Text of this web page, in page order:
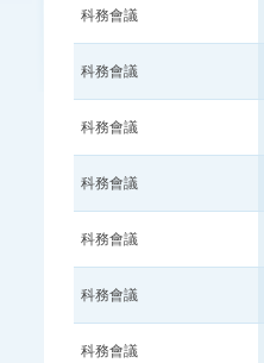
科務會議
科務會議
科務會議
科務會議
科務會議
科務會議
科務會議